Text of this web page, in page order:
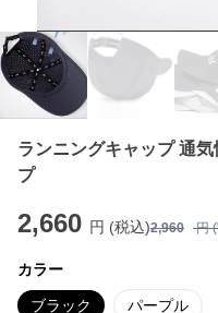
ランニングキャップ 通
プ
2,660 円 (税込)2,960 円 (
カラー
ブラック パープル